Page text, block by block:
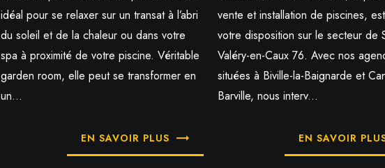
idéal pour se relaxer sur un transat à l’abri
du soleil et de la chaleur ou dans votre
spa à proximité de votre piscine. Véritable
garden room, elle peut se transformer en
un...
EN SAVOIR PLUS
vente et installation de piscines,
votre disposition sur le secteur de
Valéry-en-Caux 76. Avec nos
situées à Biville-la-Baignarde et
Barville, nous interv...
EN SAVOIR